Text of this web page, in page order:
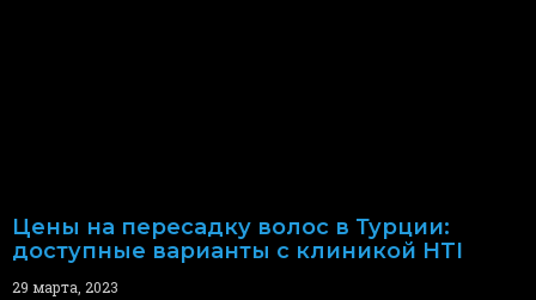
Цены на пересадку волос в Турции:
доступные варианты с клиникой HTI
29 марта, 2023